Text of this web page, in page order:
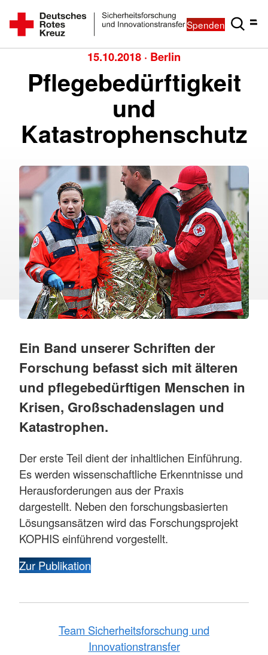
Spenden
15.10.2018 · Berlin
Pflegebedürftigkeit
und
Katastrophenschutz
Ein Band unserer Schriften der
Forschung befasst sich mit älteren
und pflegebedürftigen Menschen in
Krisen, Großschadenslagen und
Katastrophen.
Der erste Teil dient der inhaltlichen Einführung.
Es werden wissenschaftliche Erkenntnisse und
Herausforderungen aus der Praxis
dargestellt. Neben den forschungsbasierten
Lösungsansätzen wird das Forschungsprojekt
KOPHIS einführend vorgestellt.
Zur Publikation
Team Sicherheitsforschung und
Innovationstransfer